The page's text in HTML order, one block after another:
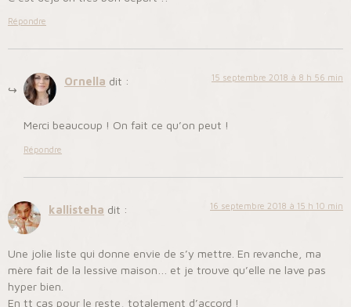
Répondre
Ornella dit : 15 septembre 2018 à 8 h 56 min
Merci beaucoup ! On fait ce qu’on peut !
Répondre
kallisteha dit : 16 septembre 2018 à 15 h 10 min
Une jolie liste qui donne envie de s’y mettre. En revanche, ma
mère fait de la lessive maison… et je trouve qu’elle ne lave pas
hyper bien.
En tt cas pour le reste, totalement d’accord !